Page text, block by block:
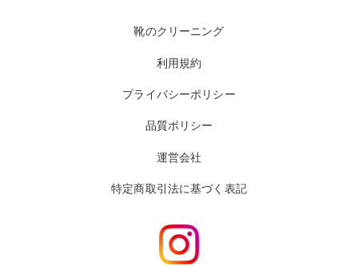
靴のクリーニング
利用規約
プライバシーポリシー
品質ポリシー
運営会社
特定商取引法に基づく表記